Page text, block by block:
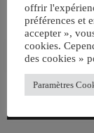
offrir
préférences et
accepter »,
cookies.
des cookies »
Paramètres